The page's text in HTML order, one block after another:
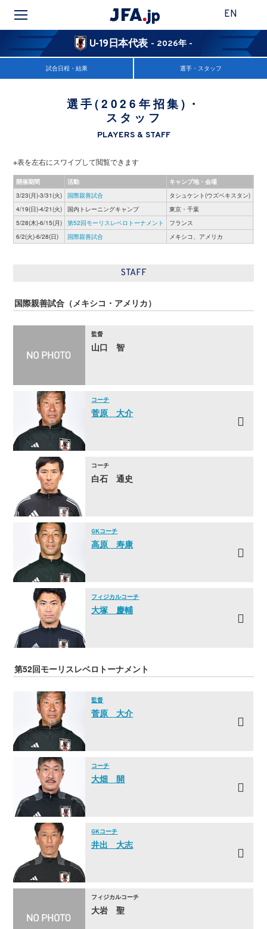
EN
U-19日本代表 - 2026年 -
試合日程・結果 選手・スタッフ
選手(2026年招集)・
スタッフ
PLAYERS & STAFF
※表を左右にスワイプして閲覧できます
開催期間 活動
キャンプ地・会場
3/23(月)-3/31(火)
国際親善試合 タシュケント(ウズベキスタン)
4/19(日)-4/21(火)
国内トレーニングキャンプ 東京・千葉
5/28(木)-6/15(月)
第52回モーリスレベロトーナメント フランス
6/2(火)-6/28(日)
国際親善試合 メキシコ、アメリカ
STAFF
国際親善試合（メキシコ・アメリカ）
監督
山口 智
コーチ
菅原 大介
コーチ
白石 通史
GKコーチ
高原 寿康
フィジカルコーチ
大塚 慶輔
第52回モーリスレベロトーナメント
監督
菅原 大介
コーチ
大畑 開
GKコーチ
井出 大志
フィジカルコーチ
大岩 聖